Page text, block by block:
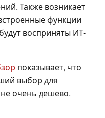
Также возникает
функции
восприняты ИТ-
показывает, что
выбор для
очень дешево.